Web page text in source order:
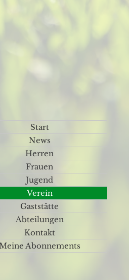
Start
News
Herren
Frauen
Jugend
Verein
Gaststätte
Abteilungen
Kontakt
Abonnements